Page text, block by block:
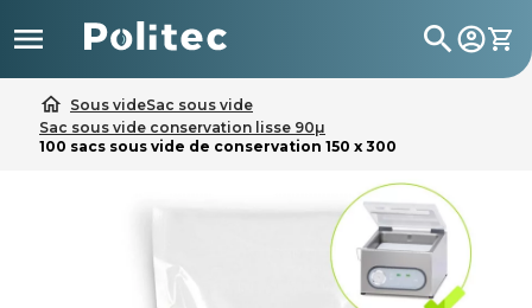
 search
home Sous videSac sous vide
Sac sous vide conservation lisse 90µ
100 sacs sous vide de conservation 150 x 300